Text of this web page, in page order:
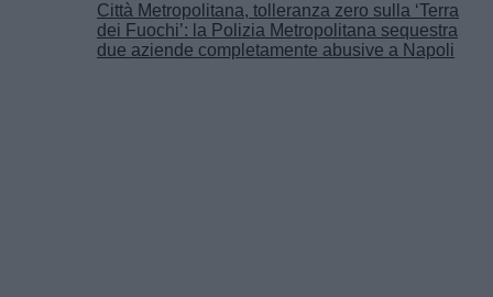
Città Metropolitana, tolleranza zero sulla ‘Terra
dei Fuochi’: la Polizia Metropolitana sequestra
due aziende completamente abusive a Napoli